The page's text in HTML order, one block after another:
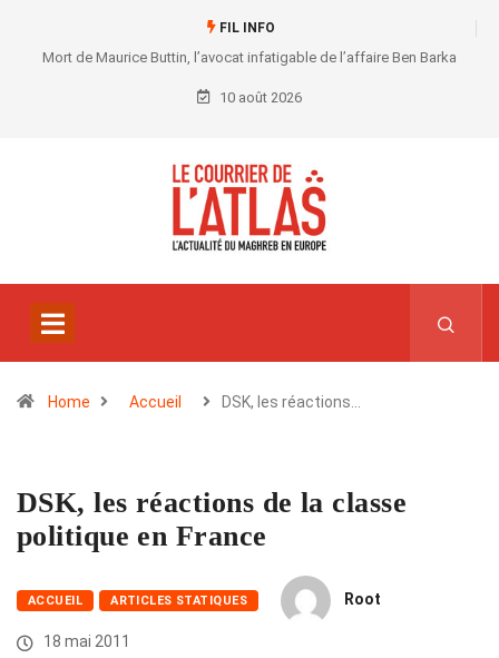
FIL INFO
Mort de Maurice Buttin, l’avocat infatigable de l’affaire Ben Barka
10 août 2026
Home Accueil DSK, les réactions…
DSK, les réactions de la classe
politique en France
ACCUEIL ARTICLES STATIQUES Root
18 mai 2011